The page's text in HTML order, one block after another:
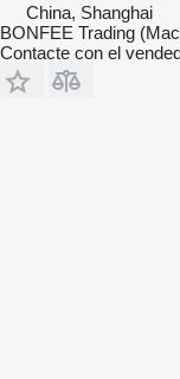
China, Shanghai
BONFEE Trading
Contacte con el